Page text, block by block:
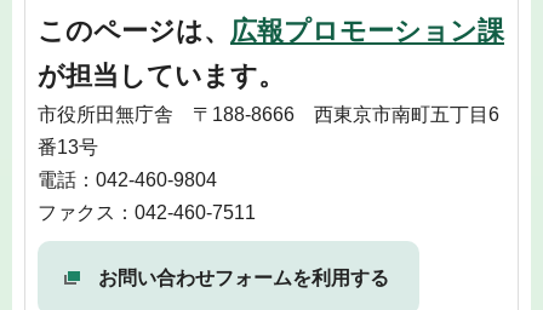
このページは、 広報プロモーション課
が担当しています。
市役所田無庁舎 〒188-8666 西東京市南町五丁目6
番13号
電話：042-460-9804
ファクス：042-460-7511
お問い合わせフォームを利用する